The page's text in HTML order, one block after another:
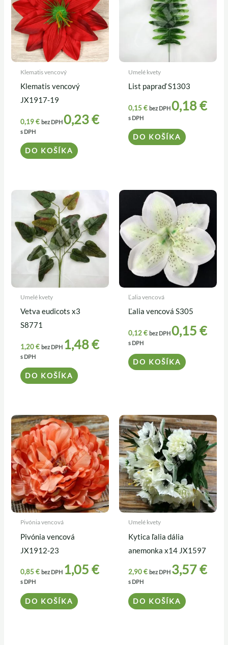
Klematis vencový
Klematis vencový
JX1917-19
0,19€ bez DPH0,23€
s DPH
DO KOŠÍKA
Umelé kvety
List papraď S1303
0,15€ bez DPH0,18€
s DPH
DO KOŠÍKA
Umelé kvety
Vetva eudicots x3
S8771
1,20€ bez DPH 1,48€
s DPH
DO KOŠÍKA
Ľalia vencová
Ľalia vencová S305
0,12€ bez DPH0,15 €
s DPH
DO KOŠÍKA
Pivónia vencová
Pivónia vencová
JX1912-23
0,85€ bez DPH 1,05 €
s DPH
DO KOŠÍKA
Umelé kvety
Kytica ľalia dália
anemonka x14 JX1597
2,90€ bez DPH 3,57€
s DPH
DO KOŠÍKA